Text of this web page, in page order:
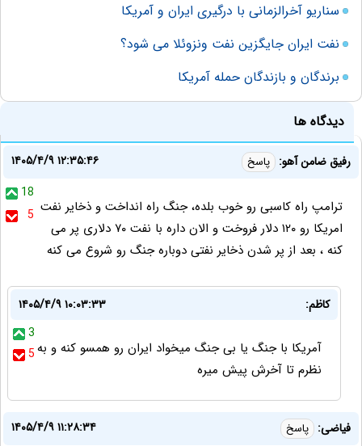
سناریو آخرالزمانی با درگیری ایران و آمریکا
نفت ایران جایگزین نفت ونزوئلا می شود؟
برندگان و بازندگان حمله آمریکا
دیدگاه ها
رفیق ضامن آهو: پاسخ
۱۴۰۵/۴/۹ ۱۲:۳۵:۴۶
18
5 ترامپ راه کاسبی رو خوب بلده، جنگ راه انداخت و ذخایر نفت
امریکا رو ۱۲۰ دلار فروخت و الان داره با نفت ۷۰ دلاری پر می
کنه ، بعد از پر شدن ذخایر نفتی دوباره جنگ رو شروع می کنه
کاظم:
۱۴۰۵/۴/۹ ۱۰:۰۳:۳۳
3
5آمریکا با جنگ یا بی جنگ میخواد ایران رو همسو کنه و به
نظرم تا آخرش پیش میره
فیاضی: پاسخ
۱۴۰۵/۴/۹ ۱۱:۲۸:۳۴